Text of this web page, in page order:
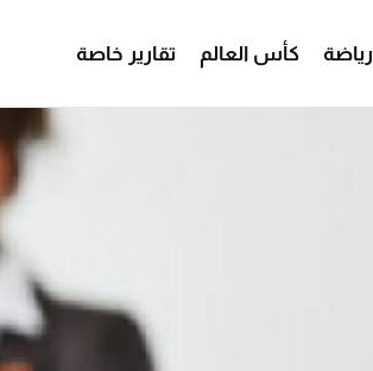
رياضة كأس العالم تقارير خاصة